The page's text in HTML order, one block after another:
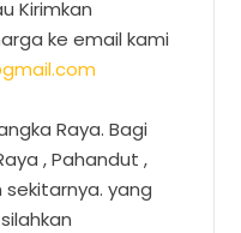
Kirimkan
ke email kami
Raya. Bagi
, Pahandut ,
sekitarnya. yang